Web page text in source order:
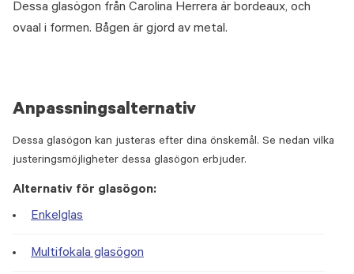
Dessa glasögon från Carolina Herrera är bordeaux, och
ovaal i formen. Bågen är gjord av metal.
Anpassningsalternativ
Dessa glasögon kan justeras efter dina önskemål. Se nedan vilka
justeringsmöjligheter dessa glasögon erbjuder.
Alternativ för glasögon:
Enkelglas
Multifokala glasögon